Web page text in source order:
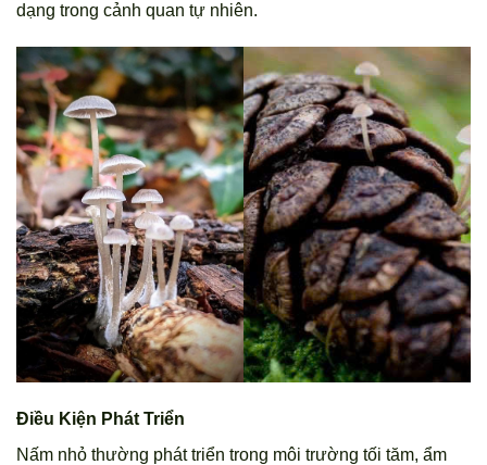
dạng trong cảnh quan tự nhiên.
Điều Kiện Phát Triển
Nấm nhỏ thường phát triển trong môi trường tối tăm, ẩm